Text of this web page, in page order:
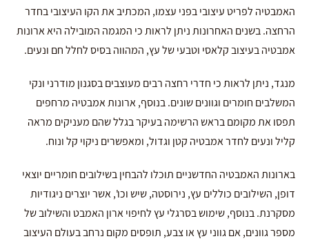
האמבטיה לפריט עיצובי בפני עצמו, המכתיב את הקו העיצובי בחדר
הרחצה. בשנים האחרונות ניתן לראות כי המגמה המובילה היא ארונות
אמבטיה בעיצוב קלאסי וטבעי של עץ, המהווה בסיס לחלל חם ונעים.
מנגד, ניתן לראות כי חדרי רחצה רבים מעוצבים בסגנון מודרני ונקי
המשלבים חומרים וגוונים שונים. בנוסף, ארונות אמבטיה מרחפים
תפסו את מקומם בראש הרשימה בעיקר בגלל שהם מעניקים מראה
קליל ונעים לחדר אמבטיה קטן וגדול, ומאפשרים ניקוי קל ונוח.
בארונות האמבטיה החדשניים תוכלו להבחין בשילובים חומריים יוצאי
דופן, השילובים כוללים עץ, נירוסטה, שיש וכו', אשר יוצרים ניגודיות
מסקרנת. בנוסף, שימוש בסרגלי עץ לחיפוי ארון האמבט והשילוב של
מספר גוונים, אם גווני עץ או צבע, תופסים מקום נרחב בעולם העיצוב